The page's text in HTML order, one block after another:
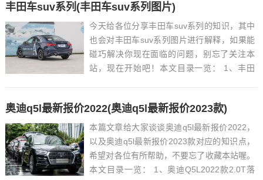
丰田车suv系列(丰田车suv系列图片)
今天给各位分享丰田车suv系列的知识，其中
也会对丰田车suv系列图片进行解释，如果能
碰巧解决你现在面临的问题，别忘了关注本
站，现在开始吧！本文目录一览： 1、丰田
奥迪q5l最新报价2022(奥迪q5l最新报价2023款)
本篇文章给大家谈谈奥迪q5l最新报价2022，
以及奥迪q5l最新报价2023款对应的知识点，
希望对各位有所帮助，不要忘了收藏本站喔。
本文目录一览： 1、奥迪Q5L2022款2.0T落